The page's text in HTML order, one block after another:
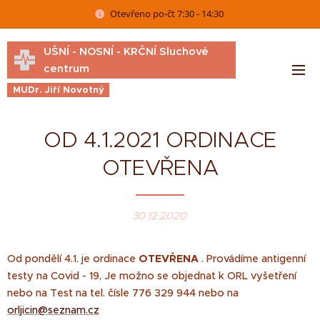
Otevřeno po-čt 7:30 - 14:30
UŠNÍ - NOSNÍ - KRČNÍ Sluchové
centrum
MUDr. Jiří Novotný
OD 4.1.2021 ORDINACE
OTEVŘENA
30.12.2020
Od pondělí 4.1. je ordinace OTEVŘENA . Provádíme antigenní
testy na Covid - 19, Je možno se objednat k ORL vyšetření
nebo na Test na tel. čísle 776 329 944 nebo na
orljicin@seznam.cz